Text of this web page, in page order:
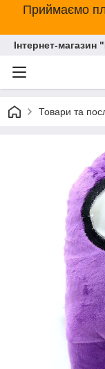
Приймаємо
Інтернет-магазин
Товари та